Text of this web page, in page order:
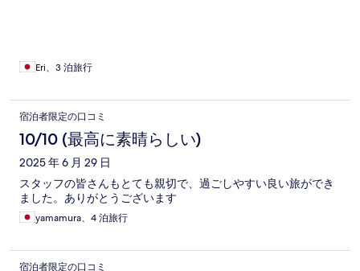
Eri、3 泊旅行
宿泊者限定の口コミ
10/10 (最高に素晴らしい)
2025 年 6 月 29 日
スタッフの皆さんもとても親切で、過ごしやすい良い旅ができ
ました。ありがとうございます
yamamura、4 泊旅行
宿泊者限定の口コミ